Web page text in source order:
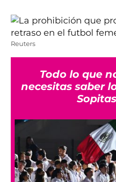
Reuters
Todo lo que
necesitas saber